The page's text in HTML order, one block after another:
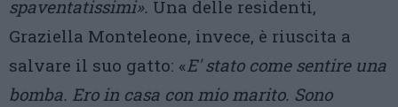
spaventatissimi». Una delle residenti,
Graziella Monteleone, invece, è riuscita a
salvare il suo gatto: «E' stato come sentire una
bomba. Ero in casa con mio marito. Sono